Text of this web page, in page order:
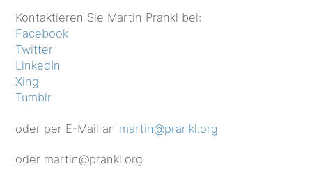
Kontaktieren Sie Martin Prankl bei:
Facebook
Twitter
LinkedIn
Xing
Tumblr
oder per E-Mail an martin@prankl.org
oder martin@prankl.org